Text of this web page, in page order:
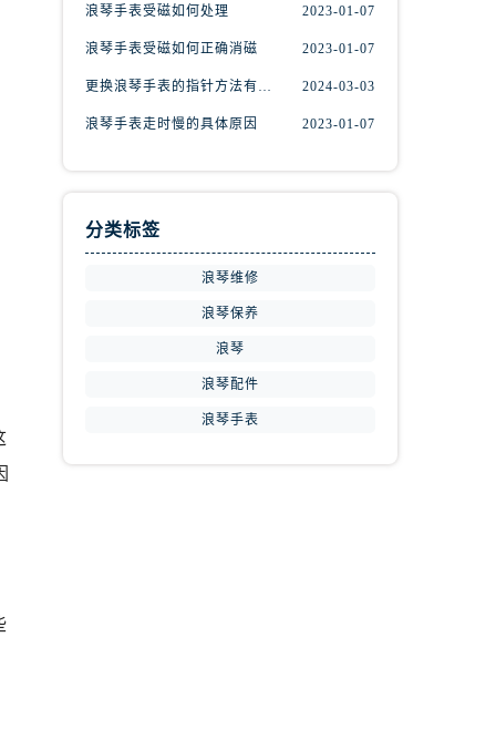
浪琴手表受磁如何处理 2023-01-07
浪琴手表受磁如何正确消磁 2023-01-07
更换浪琴手表的指针方法有哪些?(手表指针的种类?) 2024-03-03
浪琴手表走时慢的具体原因 2023-01-07
分类标签
浪琴维修
浪琴保养
浪琴
浪琴配件
浪琴手表